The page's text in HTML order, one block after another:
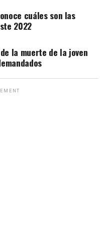
cuáles son las
2022
la muerte de la joven